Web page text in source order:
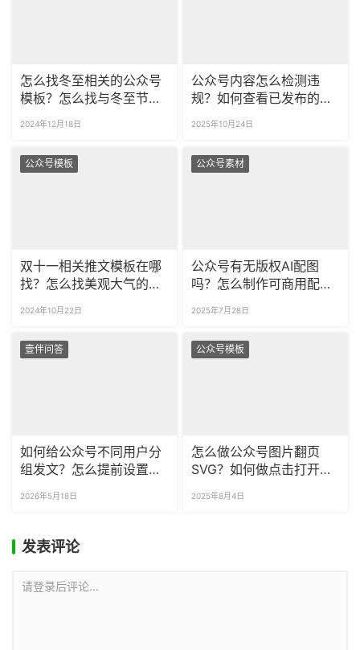
怎么找冬至相关的公众号
模板？怎么找与冬至节气
2024年12月18日
公众号内容怎么检测违
规？如何查看已发布的文
2025年10月24日
公众号模板
双十一相关推文模板在哪
找？怎么找美观大气的公
2024年10月22日
公众号素材
公众号有无版权AI配图
吗？怎么制作可商用配
2025年7月28日
壹伴问答
如何给公众号不同用户分
组发文？怎么提前设置定
2026年5月18日
公众号模板
怎么做公众号图片翻页
SVG？如何做点击打开信
2025年8月4日
发表评论
请登录后评论...